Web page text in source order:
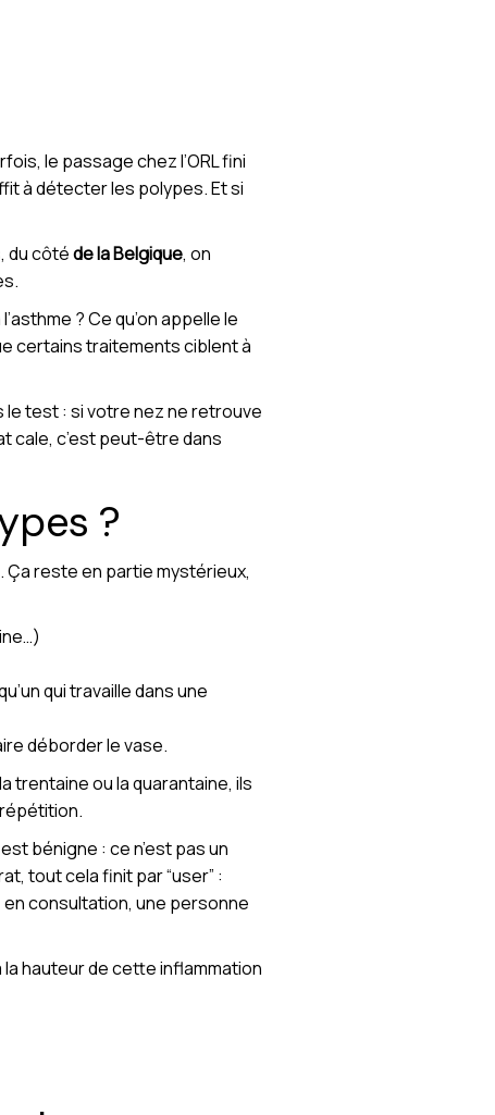
le passage chez l’ORL fini
à détecter les polypes. Et si
du côtéde la Belgique, on
? Ce qu’on appelle le
certains traitements ciblent à
le test : si votre nez ne retrouve
cale, c’est peut-être dans
?
Ça reste en partie mystérieux,
qui travaille dans une
déborder le vase.
trentaine ou la quarantaine, ils
bénigne : ce n’est pas un
tout cela finit par “user” :
en consultation, une personne
hauteur de cette inflammation